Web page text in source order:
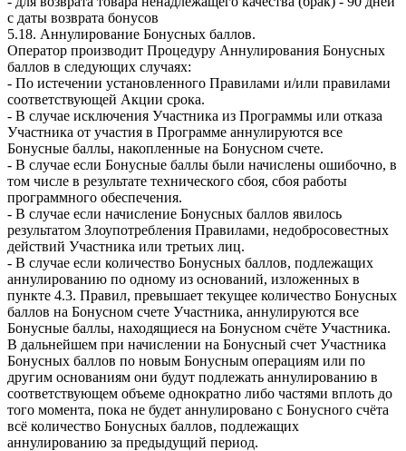
с даты возврата бонусов
5.18. Аннулирование Бонусных баллов.
Оператор производит Процедуру Аннулирования Бонусных
баллов в следующих случаях:
- По истечении установленного Правилами и/или правилами
соответствующей Акции срока.
- В случае исключения Участника из Программы или отказа
Участника от участия в Программе аннулируются все
Бонусные баллы, накопленные на Бонусном счете.
- В случае если Бонусные баллы были начислены ошибочно, в
том числе в результате технического сбоя, сбоя работы
программного обеспечения.
- В случае если начисление Бонусных баллов явилось
результатом Злоупотребления Правилами, недобросовестных
действий Участника или третьих лиц.
- В случае если количество Бонусных баллов, подлежащих
аннулированию по одному из оснований, изложенных в
пункте 4.3. Правил, превышает текущее количество Бонусных
баллов на Бонусном счете Участника, аннулируются все
Бонусные баллы, находящиеся на Бонусном счёте Участника.
В дальнейшем при начислении на Бонусный счет Участника
Бонусных баллов по новым Бонусным операциям или по
другим основаниям они будут подлежать аннулированию в
соответствующем объеме однократно либо частями вплоть до
того момента, пока не будет аннулировано с Бонусного счёта
всё количество Бонусных баллов, подлежащих
аннулированию за предыдущий период.